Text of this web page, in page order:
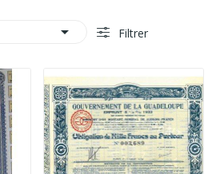
 Filtrer